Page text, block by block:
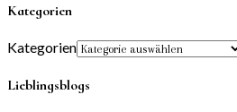
Kategorien
Kategorien
Lieblingsblogs